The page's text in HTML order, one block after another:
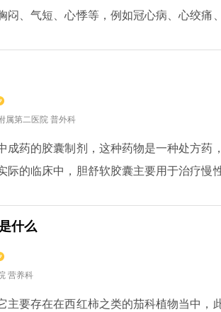
闷、气短、心悸等，例如冠心病、心绞痛
属第二医院 普外科
成药的胶囊制剂，这种药物是一种处方药
际的临床中，胆舒软胶囊主要用于治疗慢
什么
营养科
主要存在在西红柿之类的茄科植物当中，